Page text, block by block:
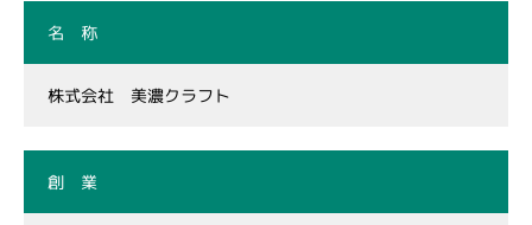
名 称
株式会社 美濃クラフト
創 業